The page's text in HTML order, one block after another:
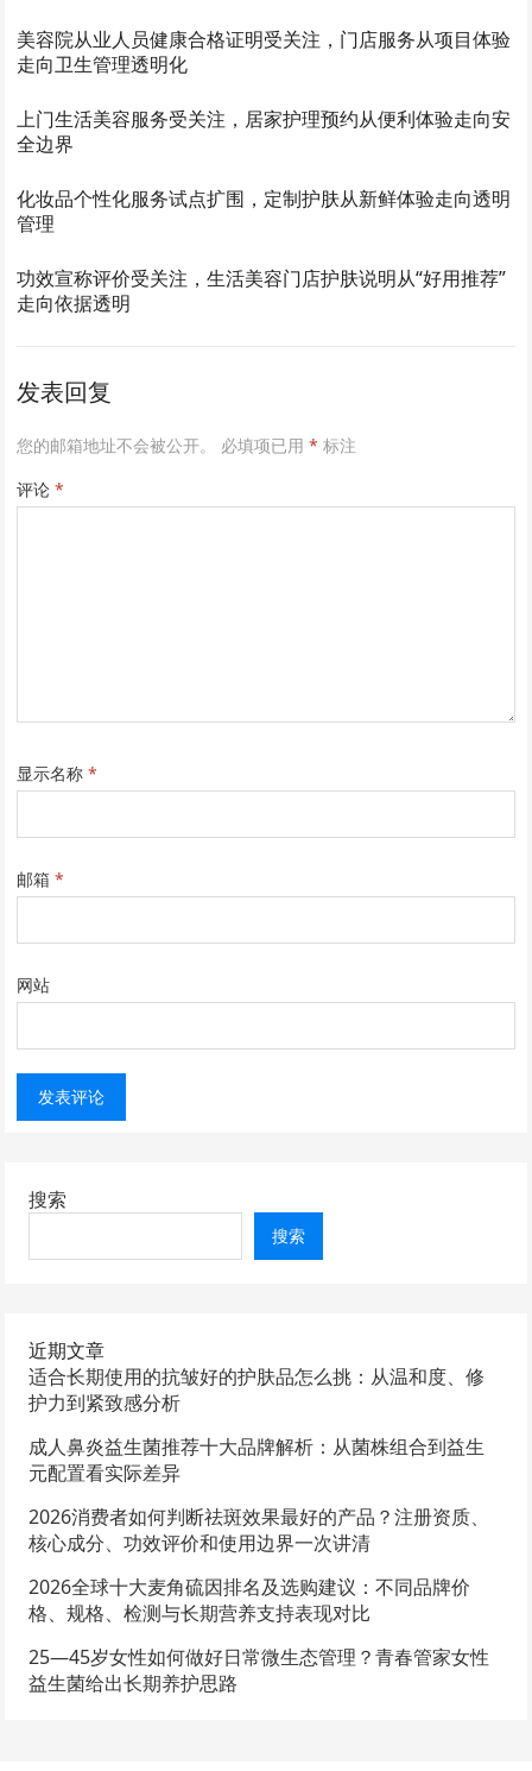
美容院从业人员健康合格证明受关注，门店服务从项目体验
走向卫生管理透明化
上门生活美容服务受关注，居家护理预约从便利体验走向安
全边界
化妆品个性化服务试点扩围，定制护肤从新鲜体验走向透明
管理
功效宣称评价受关注，生活美容门店护肤说明从“好用推荐”
走向依据透明
发表回复
您的邮箱地址不会被公开。 必填项已用* 标注
评论*
显示名称*
邮箱*
网站
搜索
搜索
近期文章
适合长期使用的抗皱好的护肤品怎么挑：从温和度、修
护力到紧致感分析
成人鼻炎益生菌推荐十大品牌解析：从菌株组合到益生
元配置看实际差异
2026消费者如何判断祛斑效果最好的产品？注册资质、
核心成分、功效评价和使用边界一次讲清
2026全球十大麦角硫因排名及选购建议：不同品牌价
格、规格、检测与长期营养支持表现对比
25—45岁女性如何做好日常微生态管理？青春管家女性
益生菌给出长期养护思路